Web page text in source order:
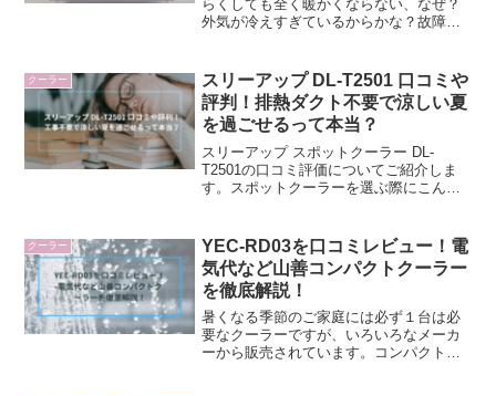
らくしても全く暖かくならない、なぜ？
外気が冷えすぎているからかな？故障し
エアコンが機能しないのは、とても辛い
ものです。そこで、エアコ...
クーラー
スリーアップ DL-T2501 口コミや
評判！排熱ダクト不要で涼しい夏
を過ごせるって本当？
スリーアップ スポットクーラー DL-
T2501の口コミ評価についてご紹介しま
す。スポットクーラーを選ぶ際にこんな
が心配・工事なしで本当にしっかり涼し
くなるの？・動作音...
クーラー
YEC-RD03を口コミレビュー！電
気代など山善コンパクトクーラー
を徹底解説！
暑くなる季節のご家庭には必ず１台は必
要なクーラーですが、いろいろなメーカ
ーから販売されています。コンパクトク